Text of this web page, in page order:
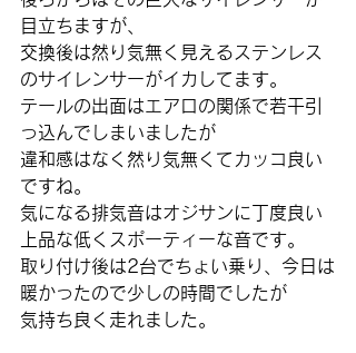
目立ちますが、
交換後は然り気無く見えるステンレス
のサイレンサーがイカしてます。
テールの出面はエアロの関係で若干引
っ込んでしまいましたが
違和感はなく然り気無くてカッコ良い
ですね。
気になる排気音はオジサンに丁度良い
上品な低くスポーティーな音です。
取り付け後は2台でちょい乗り、今日は
暖かったので少しの時間でしたが
気持ち良く走れました。